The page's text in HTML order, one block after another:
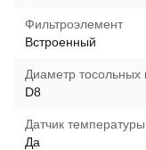
Фильтроэлемент
Встроенный
Диаметр тосольных
D8
Датчик
Да